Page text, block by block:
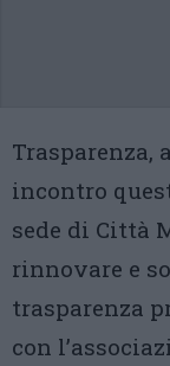
Trasparenza,
incontro
sede di Città
rinnovare e
trasparenza
con